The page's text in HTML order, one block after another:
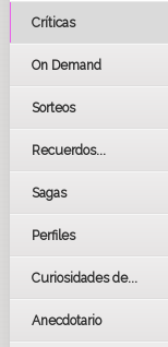
Críticas
On Demand
Sorteos
Recuerdos...
Sagas
Perfiles
Curiosidades de...
Anecdotario